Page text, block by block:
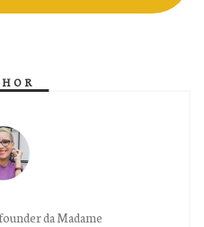
da Madame